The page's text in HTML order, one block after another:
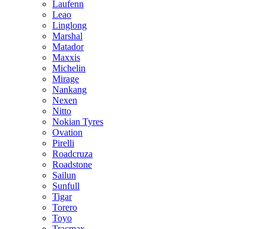
Laufenn
Leao
Linglong
Marshal
Matador
Maxxis
Michelin
Mirage
Nankang
Nexen
Nitto
Nokian Tyres
Ovation
Pirelli
Roadcruza
Roadstone
Sailun
Sunfull
Tigar
Torero
Toyo